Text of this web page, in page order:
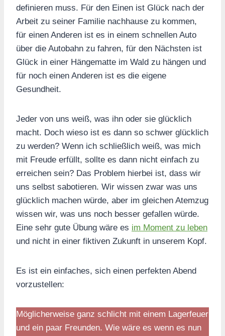
definieren muss. Für den Einen ist Glück nach der
Arbeit zu seiner Familie nachhause zu kommen,
für einen Anderen ist es in einem schnellen Auto
über die Autobahn zu fahren, für den Nächsten ist
Glück in einer Hängematte im Wald zu hängen und
für noch einen Anderen ist es die eigene
Gesundheit.
Jeder von uns weiß, was ihn oder sie glücklich
macht. Doch wieso ist es dann so schwer glücklich
zu werden? Wenn ich schließlich weiß, was mich
mit Freude erfüllt, sollte es dann nicht einfach zu
erreichen sein? Das Problem hierbei ist, dass wir
uns selbst sabotieren. Wir wissen zwar was uns
glücklich machen würde, aber im gleichen Atemzug
wissen wir, was uns noch besser gefallen würde.
Eine sehr gute Übung wäre es im Moment zu leben
und nicht in einer fiktiven Zukunft in unserem Kopf.
Es ist ein einfaches, sich einen perfekten Abend
vorzustellen:
Möglicherweise ganz schlicht mit einem Lagerfeuer
und ein paar Freunden. Wie wäre es wenn es nun